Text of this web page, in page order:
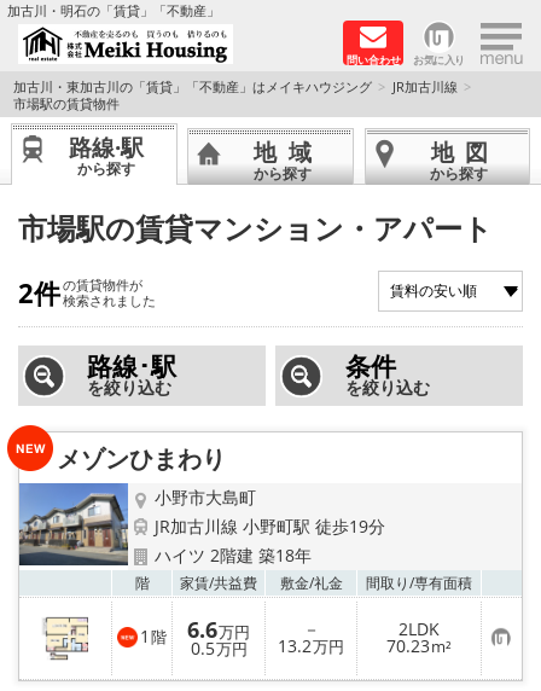
加古川・明石の「賃貸」「不動産」
問い合わせ お気に入り ×
TOPページ
☆メイキハウジングオススメ物件特集☆
ファミリー物件
ペットOK物件
保証人不要物件
◆新築物件の新設備で快適♪◆
路線·駅から探す
地域から探す
地図から探す
加古川・東加古川の「賃貸」「不動産」はメイキハウジング
JR加古川線
市場駅の賃貸物件
路線·駅
から探す
地域
から探す
地図
から探す
市場駅の賃貸マンション・アパート
2件の賃貸物件が
検索されました
路線･駅
を絞り込む
条件
を絞り込む
メゾンひまわり
小野市大島町
JR加古川線 小野町駅 徒歩19分
ハイツ 2階建 築18年
階 家賃/共益費 敷金/礼金 間取り/専有面積
1 階 6.6万円
0.5万円
－
13.2万円
2LDK
70.23m² お
気
に